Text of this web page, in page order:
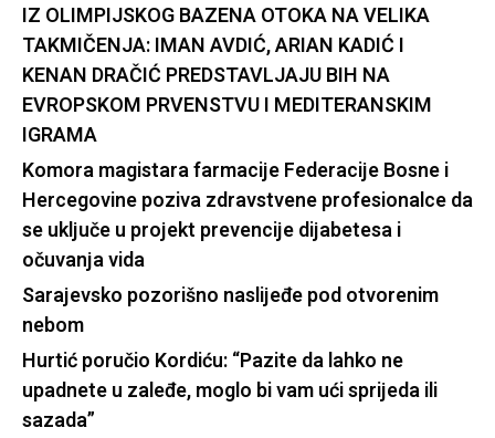
IZ OLIMPIJSKOG BAZENA OTOKA NA VELIKA
TAKMIČENJA: IMAN AVDIĆ, ARIAN KADIĆ I
KENAN DRAČIĆ PREDSTAVLJAJU BIH NA
EVROPSKOM PRVENSTVU I MEDITERANSKIM
IGRAMA
Komora magistara farmacije Federacije Bosne i
Hercegovine poziva zdravstvene profesionalce da
se uključe u projekt prevencije dijabetesa i
očuvanja vida
Sarajevsko pozorišno naslijeđe pod otvorenim
nebom
Hurtić poručio Kordiću: “Pazite da lahko ne
upadnete u zaleđe, moglo bi vam ući sprijeda ili
sazada”